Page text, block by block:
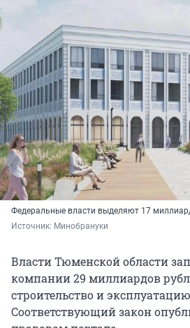
Федеральные власти выделяют 17
Источник: Минобрануки
Власти Тюменской области
компании 29 миллиардов
строительство и
Соответствующий закон